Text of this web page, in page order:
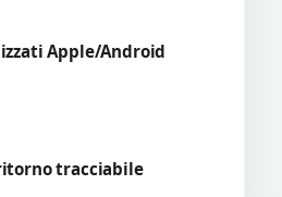
Apple/Android
tracciabile